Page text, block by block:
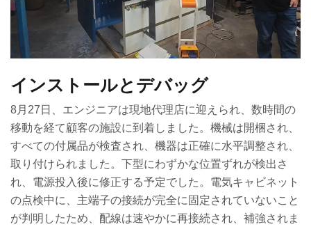
インストールとデバッグ
8月27日、エンジニアは現地代理店に迎えられ、数時間の
移動を経て顧客の施設に到着しました。機械は開梱され、
すべての付属品が検査され、機器は正確に水平調整され、
取り付けられました。下型にわずかな位置ずれが検出さ
れ、電源投入後に修正する予定でした。電気キャビネット
の点検中に、主端子の接続が完全に固定されていないこと
が判明したため、配線は速やかに再接続され、補強されま